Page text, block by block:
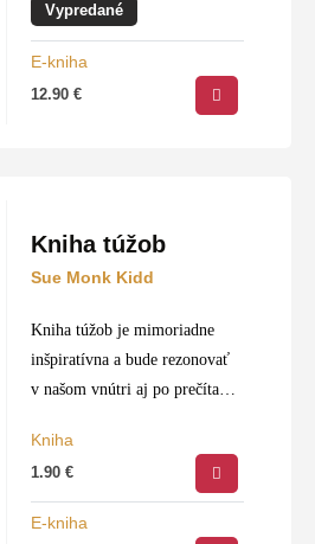
parfumy význačných
návšteva parfumérie bola pre
Vypredané
E-kniha
12.90€
Kniha túžob
Sue Monk Kidd
Kniha túžob je mimoriadne
inšpiratívna a bude rezonovať
v našom vnútri aj po prečítaní
príbeh nás zavedie do
historickej Galiley v časoch
tvrdého židovského odporu
Kniha
1.90€
E-kniha